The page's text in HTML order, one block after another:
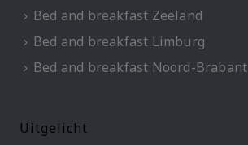
Bed and breakfast Zeeland
Bed and breakfast Limburg
Bed and breakfast Noord-Brabant
Uitgelicht